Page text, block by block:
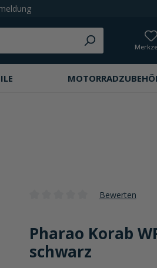
Bewerten
Pharao Korab
schwarz